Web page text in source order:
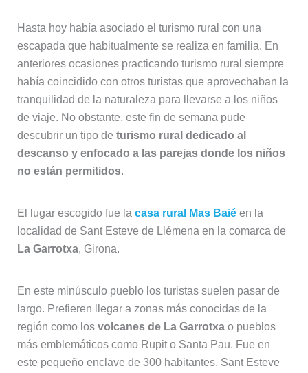
Hasta hoy había asociado el turismo rural con una
escapada que habitualmente se realiza en familia. En
anteriores ocasiones practicando turismo rural siempre
había coincidido con otros turistas que aprovechaban la
tranquilidad de la naturaleza para llevarse a los niños
de viaje. No obstante, este fin de semana pude
descubrir un tipo de turismo rural dedicado al
descanso y enfocado a las parejas donde los niños
no están permitidos.
El lugar escogido fue la casa rural Mas Baiéen la
localidad de Sant Esteve de Llémena en la comarca de
La Garrotxa, Girona.
En este minúsculo pueblo los turistas suelen pasar de
largo. Prefieren llegar a zonas más conocidas de la
región como los volcanes de La Garrotxao pueblos
más emblemáticos como Rupit o Santa Pau. Fue en
este pequeño enclave de 300 habitantes, Sant Esteve